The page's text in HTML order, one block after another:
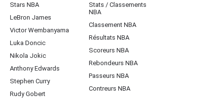
Stars NBA
LeBron James
Victor Wembanyama
Luka Doncic
Nikola Jokic
Anthony Edwards
Stephen Curry
Rudy Gobert
Stats / Classements
NBA
Classement NBA
Résultats NBA
Scoreurs NBA
Rebondeurs NBA
Passeurs NBA
Contreurs NBA